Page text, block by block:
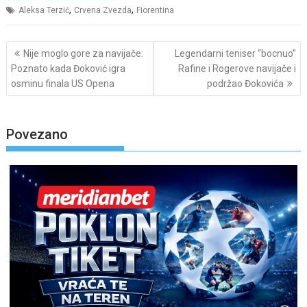
Aleksa Terzić, Crvena Zvezda, Fiorentina
Post
navigation
Nije moglo gore za navijače:
Poznato kada Đoković igra
osminu finala US Opena
Legendarni teniser “bocnuo”
Rafine i Rogerove navijače i
podržao Đokovića
Povezano